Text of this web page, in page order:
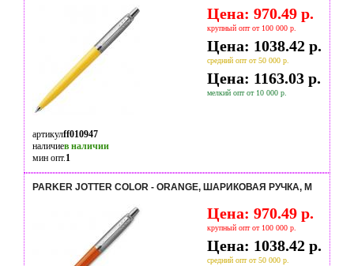
Цена: 970.49 р.
крупный опт от 100 000 р.
Цена: 1038.42 р.
средний опт от 50 000 р.
Цена: 1163.03 р.
мелкий опт от 10 000 р.
артикулff010947
наличиев наличии
мин опт.1
PARKER JOTTER COLOR - ORANGE, ШАРИКОВАЯ РУЧКА, M
Цена: 970.49 р.
крупный опт от 100 000 р.
Цена: 1038.42 р.
средний опт от 50 000 р.